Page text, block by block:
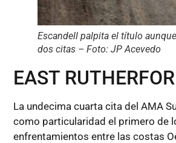
Escandell palpita el título
dos citas – Foto: JP Acevedo
EAST
La undecima cuarta cita del AMA
como particularidad el primero de
enfrentamientos entre las costas